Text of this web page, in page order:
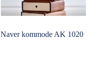
Naver kommode AK 1020